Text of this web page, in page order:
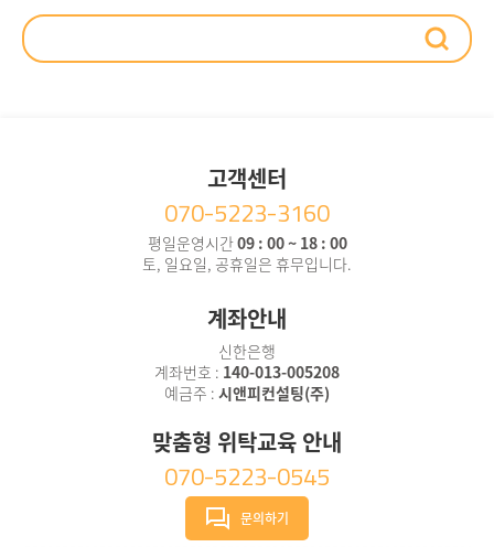
직무분류체계 구축- 업무프로세스를 정비해 작업지침서가
없는 위험공정에 대한 표준작업절차서(SOP) 작성- 평생학습
계획을 수립하고 인사제도에 교육을 연계하여 교육 프로그
램의 운영수준을 강화- 도입 예정인 사내강사제도의 효율 향
상을 위해 사업주 훈련과 학습조직 사업 연계도 검토할 예정
락으로 인한 침체적 조직문화 및 성장동력 저하의 분위기를
영을 통해 기업의 재도약을 기대하며 컨설팅 진행- 평생학습
체계 구축 영역에 대한 컨설팅을 통해 역량별(공통/직무/계
층) 모델링 및 적합교육 프로그램을 도출했으며, 교육운영체
계 및 역량개발 활성화 제도설계, 교육과정 평가체계를 수립
하는 성과- 장년고용안정체계 구축 영역에 대한 컨설팅을 통
해 장년 계속 고용방안을 설계하고, 멘토링 제도를 통한 숙련
전수 방안을 구축노사발전재단 정형우 사무총장은 “기업에
서 조직역량 강화를 위해 체계적인 교육체계가 안정적으로
수립되면 근로자 역량 수준 향상 및 인재 육성으로 이어져 기
고객센터
070-5223-3160
평일운영시간09 : 00 ~ 18 : 00
토, 일요일, 공휴일은 휴무입니다.
계좌안내
신한은행
계좌번호 : 140-013-005208
예금주 : 시앤피컨설팅(주)
맞춤형 위탁교육 안내
070-5223-0545
문의하기